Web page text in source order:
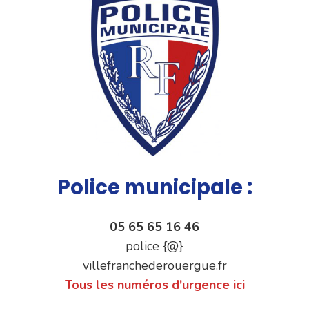
Police municipale :
05 65 65 16 46
police {@}
villefranchederouergue.fr
Tous les numéros d'urgence ici